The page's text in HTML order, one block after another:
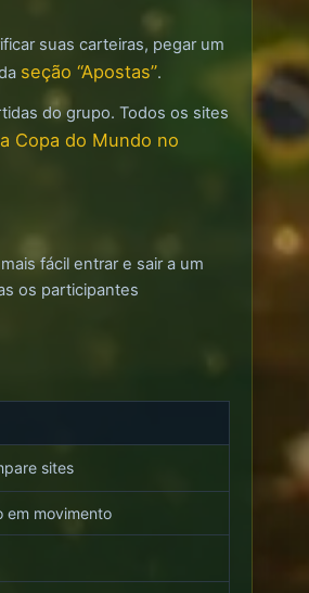
suas carteiras, pegar um
seção “Apostas”.
do grupo. Todos os sites
Copa do Mundo no
fácil entrar e sair a um
os participantes
sites
em movimento